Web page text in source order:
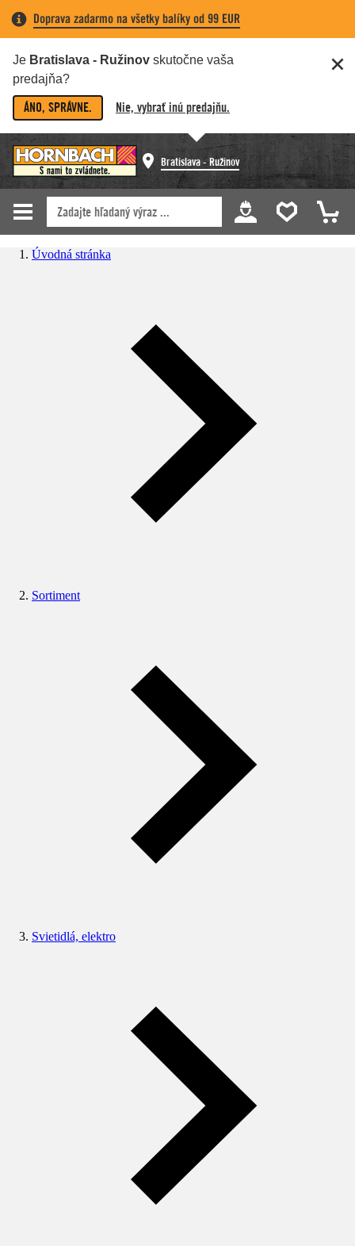
Doprava zadarmo na všetky balíky od 99 EUR
Je Bratislava - Ružinov skutočne vaša
predajňa?
ÁNO, SPRÁVNE. Nie, vybrať inú predajňu.
Bratislava - Ružinov
Úvodná stránka
Sortiment
Svietidlá, elektro